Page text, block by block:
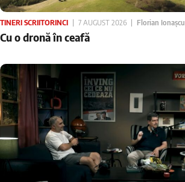
TINERI SCRIITORINCI 7 AUGUST 2026 Florian Ionașcu
Cu o dronă în ceafă